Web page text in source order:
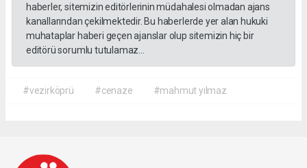
haberler, sitemizin editörlerinin müdahalesi olmadan ajans
kanallarından çekilmektedir. Bu haberlerde yer alan hukuki
muhataplar haberi geçen ajanslar olup sitemizin hiç bir
editörü sorumlu tutulamaz...
#vezirköprü #cenaze #mahmut yılmaz